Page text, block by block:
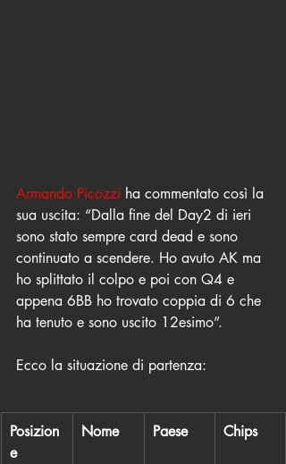
Armando Picozzi ha commentato così la
sua uscita: “Dalla fine del Day2 di ieri
sono stato sempre card dead e sono
continuato a scendere. Ho avuto AK ma
ho splittato il colpo e poi con Q4 e
appena 6BB ho trovato coppia di 6 che
ha tenuto e sono uscito 12esimo”.
Ecco la situazione di partenza:
Posizion
e
Nome Paese Chips